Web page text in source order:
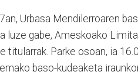
Urbasa Mendilerroaren
luze gabe, Ameskoako
titularrak. Parke osoan, ia
baso-kudeaketa